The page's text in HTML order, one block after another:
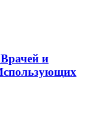
и